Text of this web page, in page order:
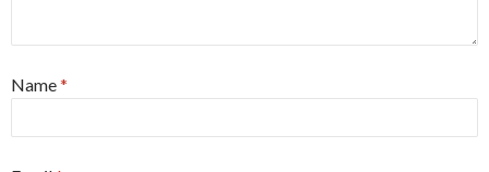
Name*